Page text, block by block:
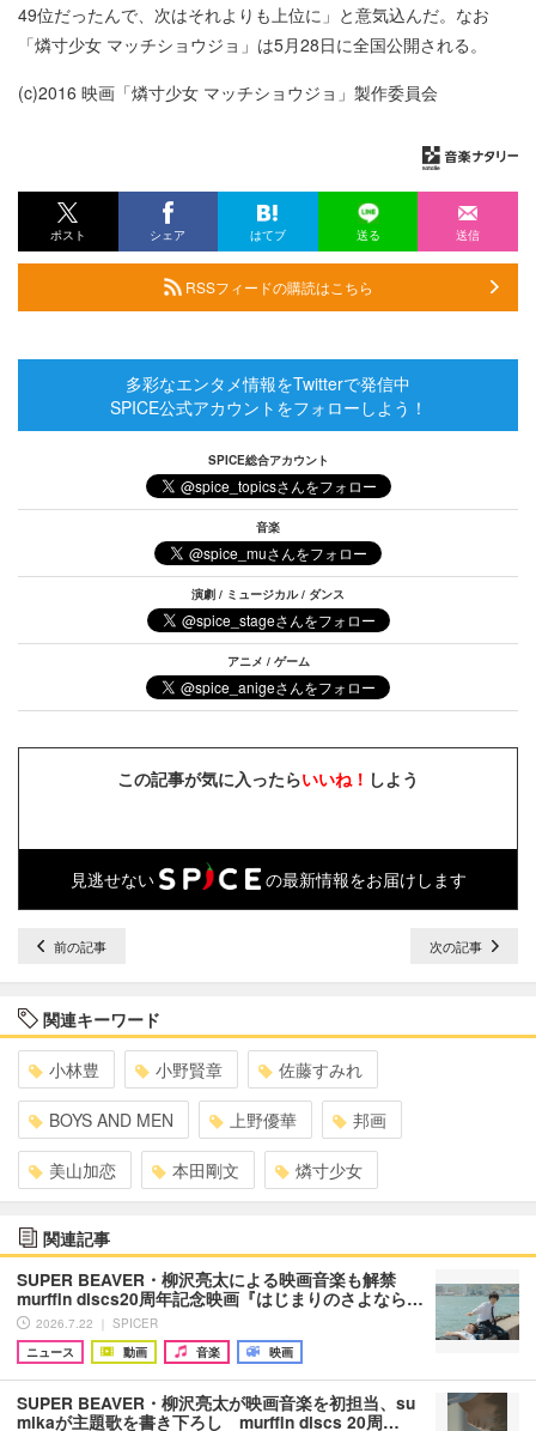
49位だったんで、次はそれよりも上位に」と意気込んだ。なお
「燐寸少女 マッチショウジョ」は5月28日に全国公開される。
(c)2016 映画「燐寸少女 マッチショウジョ」製作委員会
ポスト シェア はてブ 送る 送信
RSSフィードの購読はこちら
多彩なエンタメ情報をTwitterで発信中
SPICE公式アカウントをフォローしよう！
SPICE総合アカウント
音楽
演劇 / ミュージカル / ダンス
アニメ / ゲーム
この記事が気に入ったらいいね！ しよう
見逃せない の最新情報をお届けします
前の記事 次の記事
関連キーワード
小林豊 小野賢章 佐藤すみれ
BOYS AND MEN 上野優華 邦画
美山加恋 本田剛文 燐寸少女
関連記事
SUPER BEAVER・柳沢亮太による映画音楽も解禁
murffin discs20周年記念映画『はじまりのさよなら…
2026.7.22 ｜ SPICER
ニュース
動画 音楽 映画
SUPER BEAVER・柳沢亮太が映画音楽を初担当、su
mikaが主題歌を書き下ろし murffin discs 20周…